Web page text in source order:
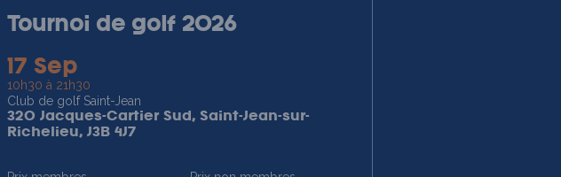
Tournoi de golf 2026
17 Sep
10h30 à 21h30
Club de golf Saint-Jean
320 Jacques-Cartier Sud, Saint-Jean-sur-
Richelieu, J3B 4J7